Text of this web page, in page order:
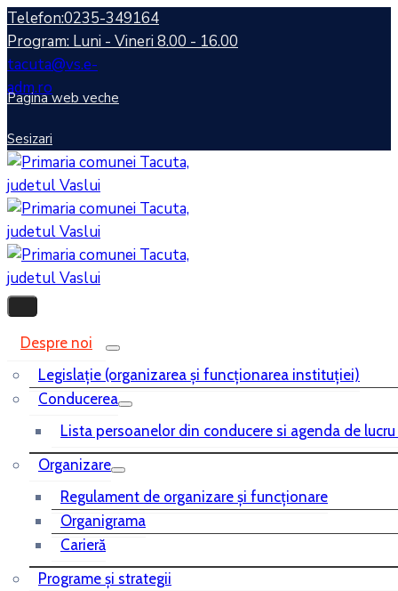
Telefon:0235-349164
Program: Luni - Vineri 8.00 - 16.00
tacuta@vs.e-
adm.ro
Pagina web veche
Sesizari
Despre noi
Legislaţie (organizarea şi funcţionarea instituţiei)
Conducerea
Lista persoanelor din conducere si agenda de
Organizare
Regulament de organizare și funcționare
Organigrama
Carieră
Programe și strategii